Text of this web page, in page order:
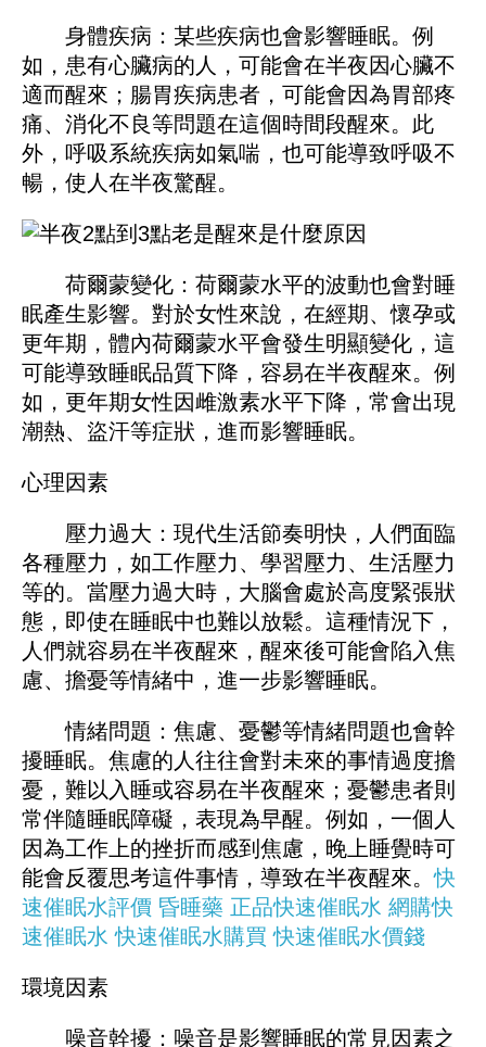
身體疾病：某些疾病也會影響睡眠。例
如，患有心臟病的人，可能會在半夜因心臟不
適而醒來；腸胃疾病患者，可能會因為胃部疼
痛、消化不良等問題在這個時間段醒來。此
外，呼吸系統疾病如氣喘，也可能導致呼吸不
暢，使人在半夜驚醒。
荷爾蒙變化：荷爾蒙水平的波動也會對睡
眠產生影響。對於女性來說，在經期、懷孕或
更年期，體內荷爾蒙水平會發生明顯變化，這
可能導致睡眠品質下降，容易在半夜醒來。例
如，更年期女性因雌激素水平下降，常會出現
潮熱、盜汗等症狀，進而影響睡眠。
心理因素
壓力過大：現代生活節奏明快，人們面臨
各種壓力，如工作壓力、學習壓力、生活壓力
等的。當壓力過大時，大腦會處於高度緊張狀
態，即使在睡眠中也難以放鬆。這種情況下，
人們就容易在半夜醒來，醒來後可能會陷入焦
慮、擔憂等情緒中，進一步影響睡眠。
情緒問題：焦慮、憂鬱等情緒問題也會幹
擾睡眠。焦慮的人往往會對未來的事情過度擔
憂，難以入睡或容易在半夜醒來；憂鬱患者則
常伴隨睡眠障礙，表現為早醒。例如，一個人
因為工作上的挫折而感到焦慮，晚上睡覺時可
能會反覆思考這件事情，導致在半夜醒來。快
速催眠水評價 昏睡藥 正品快速催眠水 網購快
速催眠水 快速催眠水購買 快速催眠水價錢
環境因素
噪音幹擾：噪音是影響睡眠的常見因素之